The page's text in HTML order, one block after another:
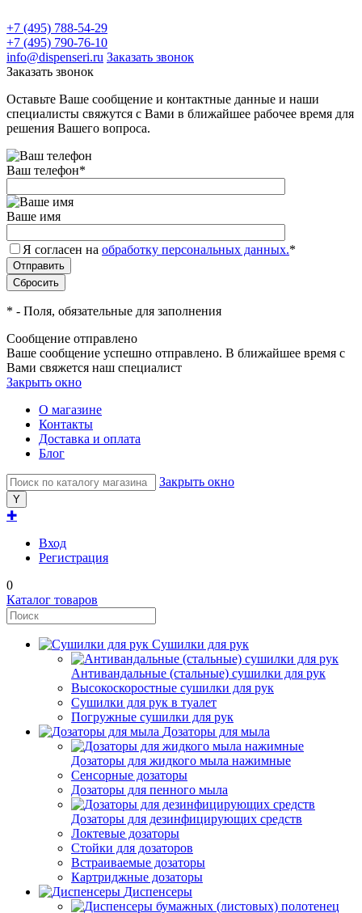
+7 (495) 788-54-29
+7 (495) 790-76-10
info@dispenseri.ru Заказать звонок
Заказать звонок
Оставьте Ваше сообщение и контактные данные и наши
специалисты свяжутся с Вами в ближайшее рабочее время для
решения Вашего вопроса.
Ваш телефон*
Ваше имя
Я согласен на обработку персональных данных.*
* - Поля, обязательные для заполнения
Сообщение отправлено
Ваше сообщение успешно отправлено. В ближайшее время с
Вами свяжется наш специалист
Закрыть окно
О магазине
Контакты
Доставка и оплата
Блог
Закрыть окно
✚
Вход
Регистрация
0
Каталог товаров
Сушилки для рук
Антивандальные (стальные) сушилки для рук
Высокоскоростные сушилки для рук
Сушилки для рук в туалет
Погружные сушилки для рук
Дозаторы для мыла
Дозаторы для жидкого мыла нажимные
Сенсорные дозаторы
Дозаторы для пенного мыла
Дозаторы для дезинфицирующих средств
Локтевые дозаторы
Стойки для дозаторов
Встраиваемые дозаторы
Картриджные дозаторы
Диспенсеры